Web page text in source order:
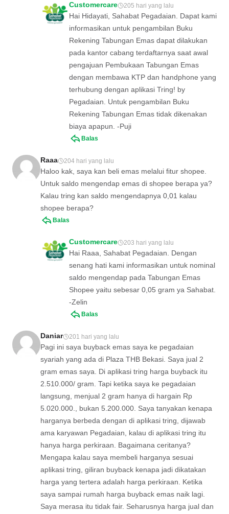
Customercare 205 hari yang lalu
Hai Hidayati, Sahabat Pegadaian. Dapat kami
informasikan untuk pengambilan Buku
Rekening Tabungan Emas dapat dilakukan
pada kantor cabang terdaftarnya saat awal
pengajuan Pembukaan Tabungan Emas
dengan membawa KTP dan handphone yang
terhubung dengan aplikasi Tring! by
Pegadaian. Untuk pengambilan Buku
Rekening Tabungan Emas tidak dikenakan
biaya apapun. -Puji
Balas
Raaa 204 hari yang lalu
Haloo kak, saya kan beli emas melalui fitur shopee.
Untuk saldo mengendap emas di shopee berapa ya?
Kalau tring kan saldo mengendapnya 0,01 kalau
shopee berapa?
Balas
Customercare 203 hari yang lalu
Hai Raaa, Sahabat Pegadaian. Dengan
senang hati kami informasikan untuk nominal
saldo mengendap pada Tabungan Emas
Shopee yaitu sebesar 0,05 gram ya Sahabat.
-Zelin
Balas
Daniar 201 hari yang lalu
Pagi ini saya buyback emas saya ke pegadaian
syariah yang ada di Plaza THB Bekasi. Saya jual 2
gram emas saya. Di aplikasi tring harga buyback itu
2.510.000/ gram. Tapi ketika saya ke pegadaian
langsung, menjual 2 gram hanya di hargain Rp
5.020.000., bukan 5.200.000. Saya tanyakan kenapa
harganya berbeda dengan di aplikasi tring, dijawab
ama karyawan Pegadaian, kalau di aplikasi tring itu
hanya harga perkiraan. Bagaimana ceritanya?
Mengapa kalau saya membeli harganya sesuai
aplikasi tring, giliran buyback kenapa jadi dikatakan
harga yang tertera adalah harga perkiraan. Ketika
saya sampai rumah harga buyback emas naik lagi.
Saya merasa itu tidak fair. Seharusnya harga jual dan